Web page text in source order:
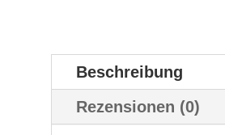
Beschreibung
Rezensionen (0)